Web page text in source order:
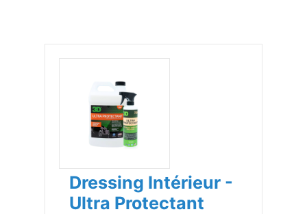
Dressing Intérieur -
Ultra Protectant